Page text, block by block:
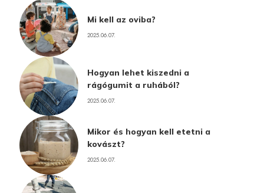
Mi kell az oviba?
2025.06.07.
Hogyan lehet kiszedni a
rágógumit a ruhából?
2025.06.07.
Mikor és hogyan kell etetni a
kovászt?
2025.06.07.